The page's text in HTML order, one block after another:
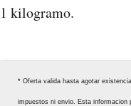
1 kilogramo.
* Oferta valida hasta agotar
impuestos ni envio. Esta informacion